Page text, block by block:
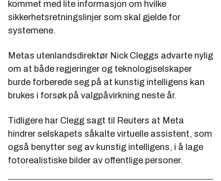
kommet med lite informasjon om hvilke
sikkerhetsretningslinjer som skal gjelde for
systemene.
Metas utenlandsdirektør Nick Cleggs advarte nylig
om at både regjeringer og teknologiselskaper
burde forberede seg på at kunstig intelligens kan
brukes i forsøk på valgpåvirkning neste år.
Tidligere har Clegg sagt til Reuters at Meta
hindrer selskapets såkalte virtuelle assistent, som
også benytter seg av kunstig intelligens, i å lage
fotorealistiske bilder av offentlige personer.